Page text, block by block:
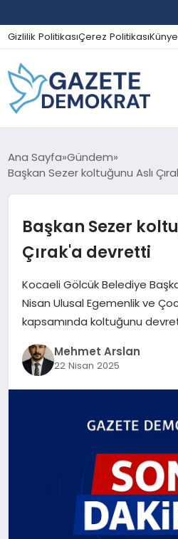
Gizlilik PolitikasıÇerez PolitikasıKünye
GÜNDEM
SPOR
SAĞLIK
Ana Sayfa Gündem
Başkan Sezer koltuğunu Aslı
Başkan Sezer
Çırak'a devretti
Kocaeli Gölcük Belediye
Nisan Ulusal Egemenlik ve
kapsamında koltuğunu
Mehmet Arslan
22 Nisan 2025